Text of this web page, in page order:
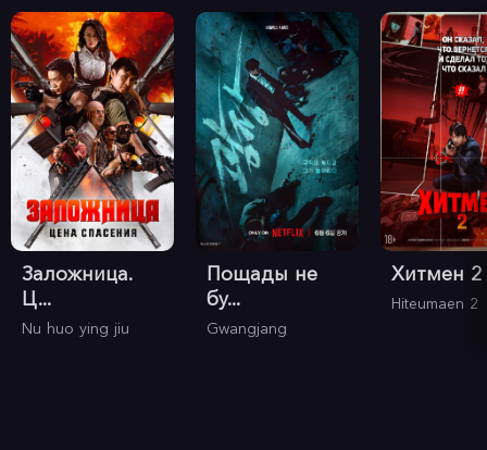
Заложница.
Ц...
Nu huo ying jiu
Пощады не
бу...
Gwangjang
Хитмен 2
Hiteumaen 2